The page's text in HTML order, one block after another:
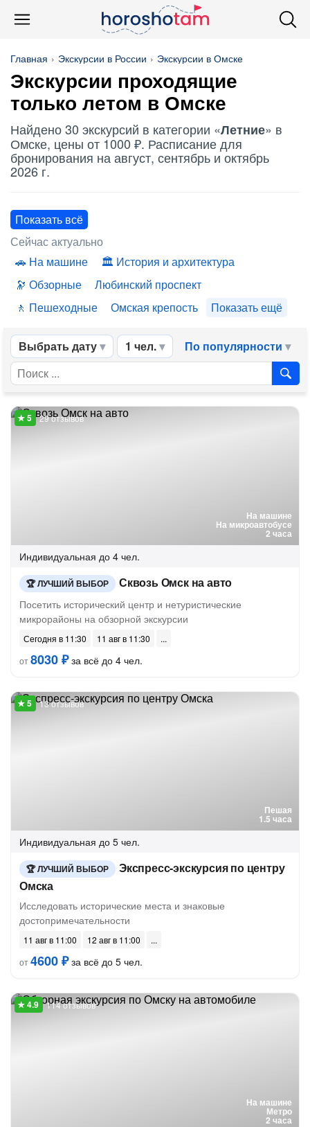
Главная Экскурсии в России Экскурсии в Омске
Экскурсии проходящие
только летом в Омске
Найдено 30 экскурсий в категории «Летние» в
Омске, цены от 1000 ₽. Расписание для
бронирования на август, сентябрь и октябрь
2026 г.
Показать всё
Сейчас актуально
На машине
История и архитектура
Обзорные
Любинский проспект
Пешеходные
Омская крепость Показать ещё
Выбрать дату 1 чел. По популярности
На машине
На микроавтобусе
2 часа
29 отзывов
Индивидуальная до 4 чел.
ЛУЧШИЙ ВЫБОР Сквозь Омск на авто
Посетить исторический центр и нетуристические
микрорайоны на обзорной экскурсии
Сегодня в 11:30
11 авг в 11:30
от8030 ₽за всё до 4 чел.
Пешая
1.5 часа
13 отзывов
Индивидуальная до 5 чел.
ЛУЧШИЙ ВЫБОР
Экспресс-экскурсия по центру
Омска
Исследовать исторические места и знаковые
достопримечательности
11 авг в 11:00
12 авг в 11:00
от4600 ₽за всё до 5 чел.
На машине
Метро
2 часа
114 отзывов